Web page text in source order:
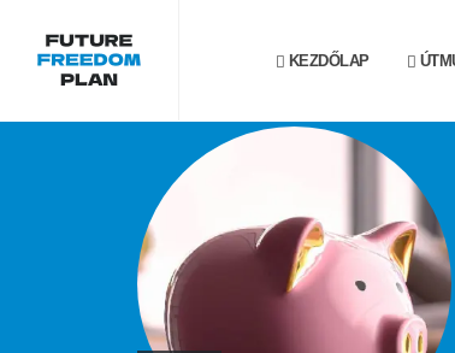
KEZDŐLAP